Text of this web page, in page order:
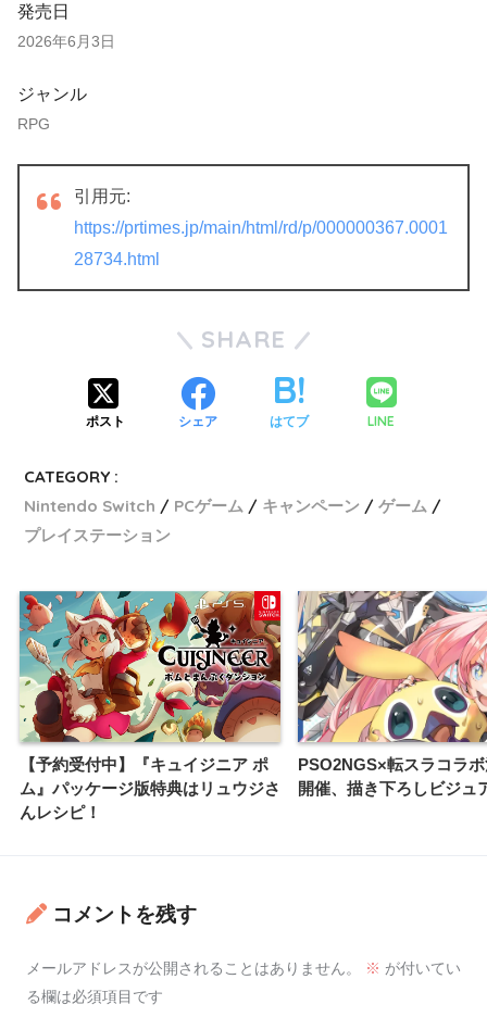
発売日
2026年6月3日
ジャンル
RPG
引用元:
https://prtimes.jp/main/html/rd/p/000000367.0001
28734.html
SHARE
ポスト シェア はてブ LINE
CATEGORY :
Nintendo Switch
PCゲーム キャンペーン
ゲーム
プレイステーション
【予約受付中】『キュイジニア ポ
ム』パッケージ版特典はリュウジさ
んレシピ！
PSO2NGS×転スラコラ
開催、描き下ろしビジュ
コメントを残す
メールアドレスが公開されることはありません。 ※ が付いてい
る欄は必須項目です